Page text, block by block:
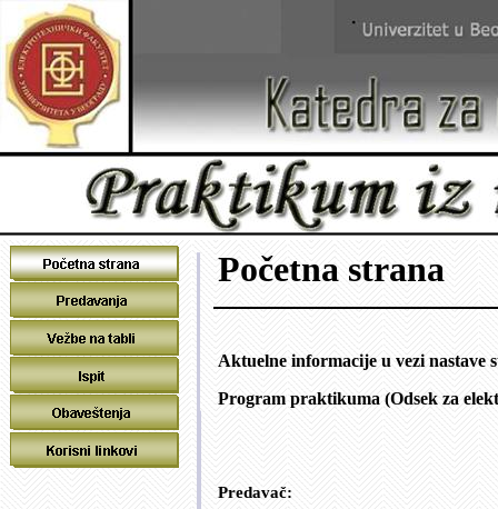
Početna strana
Aktuelne informacije u vezi nastave
Program praktikuma (Odsek za
Predavač: